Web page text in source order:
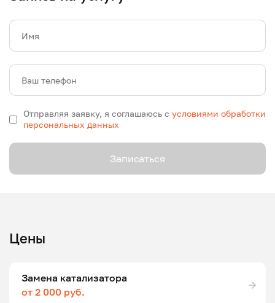
Имя
Ваш телефон
Отправляя заявку, я соглашаюсь с условиями обработки
персональных данных
Записаться
Цены
Замена катализатора
от 2 000 руб.